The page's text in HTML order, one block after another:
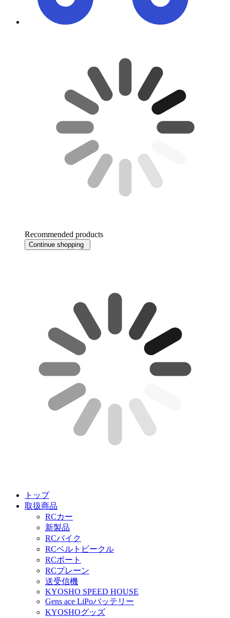
Recommended products
Continue shopping
トップ
取扱商品
RCカー
新製品
RCバイク
RCベルトビークル
RCボート
RCプレーン
送受信機
KYOSHO SPEED HOUSE
Gens ace LiPoバッテリー
KYOSHOグッズ